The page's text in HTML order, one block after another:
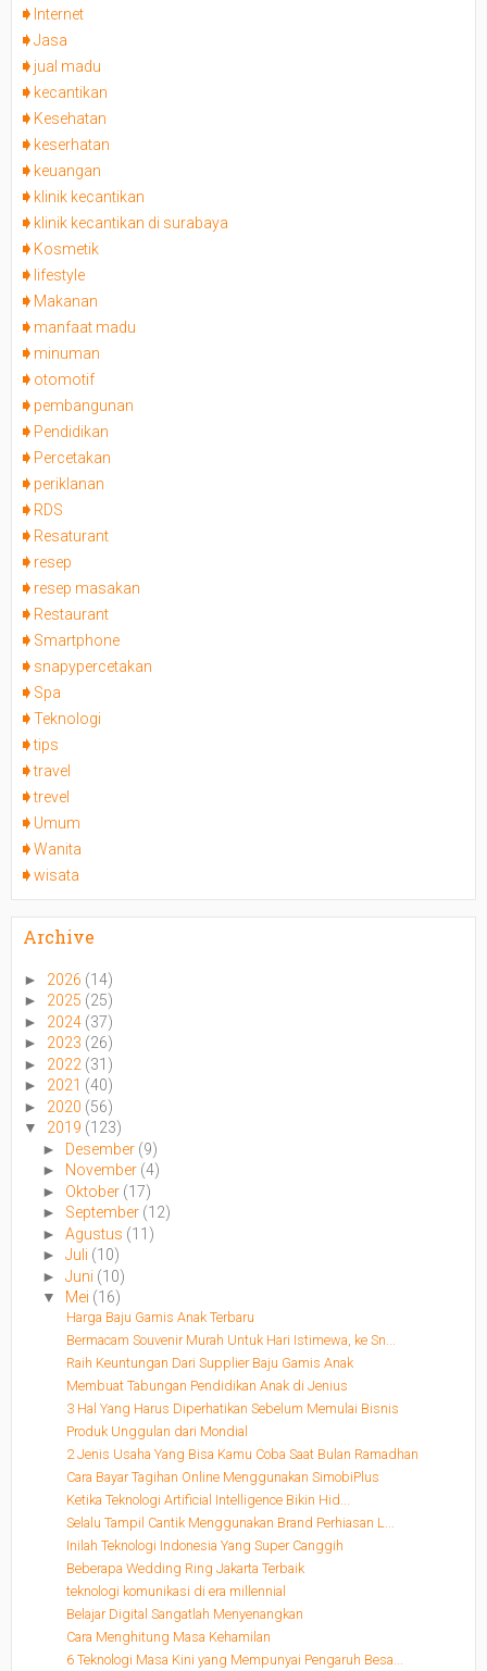
Internet
Jasa
jual madu
kecantikan
Kesehatan
keserhatan
keuangan
klinik kecantikan
klinik kecantikan di surabaya
Kosmetik
lifestyle
Makanan
manfaat madu
minuman
otomotif
pembangunan
Pendidikan
Percetakan
periklanan
RDS
Resaturant
resep
resep masakan
Restaurant
Smartphone
snapypercetakan
Spa
Teknologi
tips
travel
trevel
Umum
Wanita
wisata
Archive
► 2026 (14)
► 2025 (25)
► 2024 (37)
► 2023 (26)
► 2022 (31)
► 2021 (40)
► 2020 (56)
▼ 2019 (123)
► Desember (9)
►
November (4)
► Oktober (17)
► September (12)
► Agustus (11)
► Juli (10)
► Juni (10)
▼ Mei (16)
Harga Baju Gamis Anak Terbaru
Bermacam Souvenir Murah Untuk Hari Istimewa, ke Sn...
Raih Keuntungan Dari Supplier Baju Gamis Anak
Membuat Tabungan Pendidikan Anak di Jenius
3 Hal Yang Harus Diperhatikan Sebelum Memulai Bisnis
Produk Unggulan dari Mondial
2 Jenis Usaha Yang Bisa Kamu Coba Saat Bulan Ramadhan
Cara Bayar Tagihan Online Menggunakan SimobiPlus
Ketika Teknologi Artificial Intelligence Bikin Hid...
Selalu Tampil Cantik Menggunakan Brand Perhiasan L...
Inilah Teknologi Indonesia Yang Super Canggih
Beberapa Wedding Ring Jakarta Terbaik
teknologi komunikasi di era millennial
Belajar Digital Sangatlah Menyenangkan
Cara Menghitung Masa Kehamilan
6 Teknologi Masa Kini yang Mempunyai Pengaruh Besa...